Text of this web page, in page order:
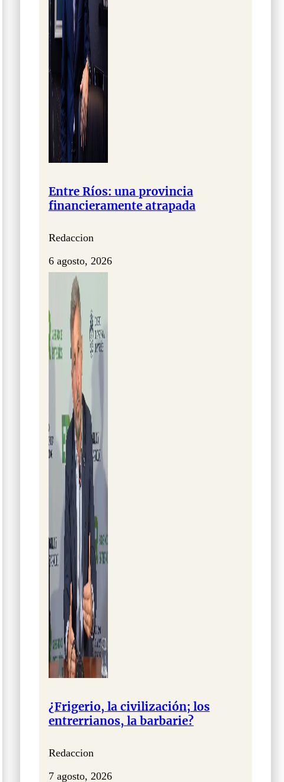
Entre Ríos: una provincia
financieramente atrapada
Redaccion
6 agosto, 2026
¿Frigerio, la civilización; los
entrerrianos, la barbarie?
Redaccion
7 agosto, 2026